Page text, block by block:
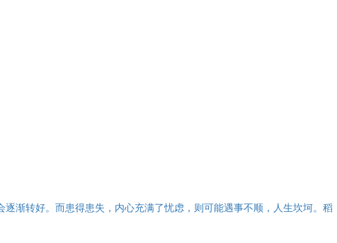
渐转好。而患得患失，内心充满了忧虑，则可能遇事不顺，人生坎坷。稻